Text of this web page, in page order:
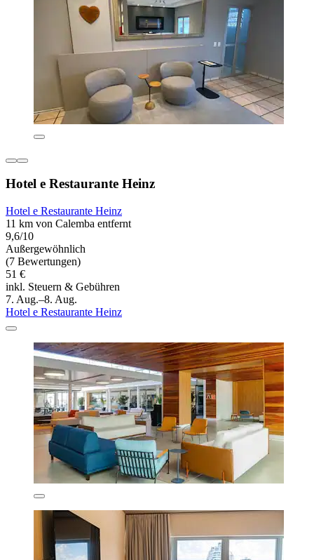
Hotel e Restaurante Heinz
Hotel e Restaurante Heinz
11 km von Calemba entfernt
9,6/10
Außergewöhnlich
(7 Bewertungen)
51 €
inkl. Steuern & Gebühren
7. Aug.–8. Aug.
Hotel e Restaurante Heinz